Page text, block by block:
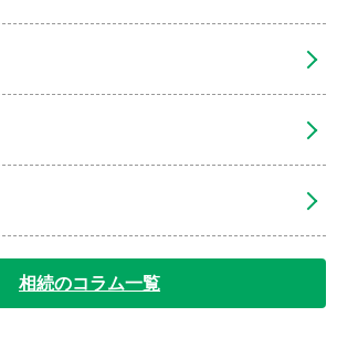
相続のコラム一覧